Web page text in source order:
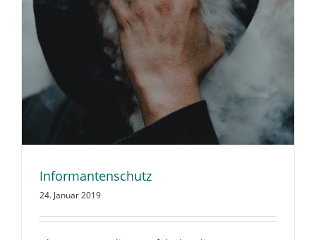
Informantenschutz
24. Januar 2019